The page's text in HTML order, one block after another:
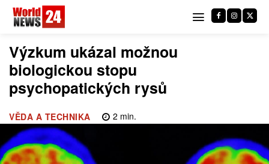
Výzkum ukázal možnou
biologickou stopu
psychopatických rysů
VĚDA A TECHNIKA 2 min.